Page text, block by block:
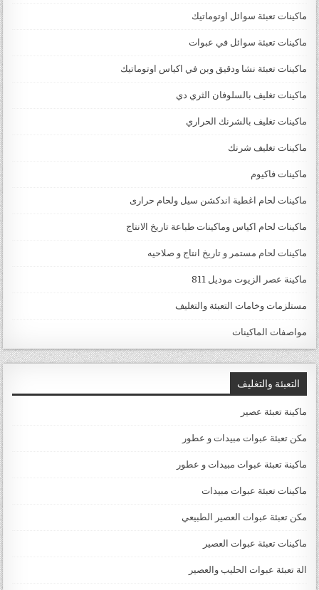
ماكينات تعبئة سوائل اوتوماتيك
ماكينات تعبئة سوائل في عبوات
ماكينات تعبئة نشا ودقيق وبن في اكياس اوتوماتيك
ماكينات تغليف بالسلوفان الثري دي
ماكينات تغليف بالشرنك الحراري
ماكينات تغليف شرنك
ماكينات فاكيوم
ماكينات لحام اغطية اندكشن سيل ولحام حرارى
ماكينات لحام اكياس وماكينات طباعة تاريخ الانتاج
ماكينات لحام مستمر و تاريخ انتاج و صلاحيه
ماكينة عصر الزيوت موديل 811
مستلزمات وخامات التعبئة والتغليف
مواصفات الماكينات
التعبئة والتغليف
ماكينة تعبئة عصير
مكن تعبئة عبوات مبيدات و عطور
ماكينة تعبئة عبوات مبيدات و عطور
ماكينات تعبئة عبوات مبيدات
مكن تعبئة عبوات العصير الطبيعي
ماكينات تعبئة عبوات العصير
الة تعبئة عبوات الحليب والعصير